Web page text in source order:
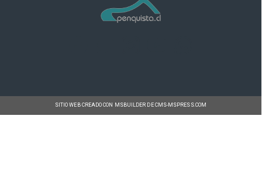
SITIO WEB CREADO CON MSBUILDER DE CMS-MSPRESS.COM